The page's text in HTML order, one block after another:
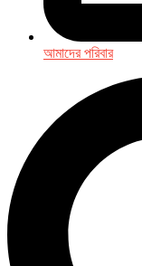
আমাদের পরিবার